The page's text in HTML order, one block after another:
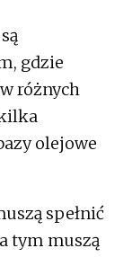
gdzie
różnych
olejowe
spełnić
tym muszą